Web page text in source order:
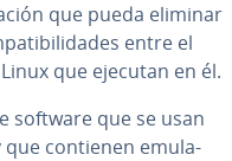
que pueda eliminar
entre el
que ejecutan en él.
software que se usan
que contienen emu­la­